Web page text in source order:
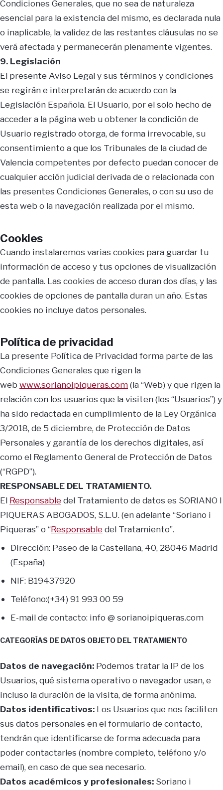
Condiciones Generales, que no sea de naturaleza
esencial para la existencia del mismo, es declarada nula
o inaplicable, la validez de las restantes cláusulas no se
verá afectada y permanecerán plenamente vigentes.
9. Legislación
El presente Aviso Legal y sus términos y condiciones
se regirán e interpretarán de acuerdo con la
Legislación Española. El Usuario, por el solo hecho de
acceder a la página web u obtener la condición de
Usuario registrado otorga, de forma irrevocable, su
consentimiento a que los Tribunales de la ciudad de
Valencia competentes por defecto puedan conocer de
cualquier acción judicial derivada de o relacionada con
las presentes Condiciones Generales, o con su uso de
esta web o la navegación realizada por el mismo.
Cookies
Cuando instalaremos varias cookies para guardar tu
información de acceso y tus opciones de visualización
de pantalla. Las cookies de acceso duran dos días, y las
cookies de opciones de pantalla duran un año. Estas
cookies no incluye datos personales.
Política de privacidad
La presente Política de Privacidad forma parte de las
Condiciones Generales que rigen la
webwww.sorianoipiqueras.com(la “Web) y que rigen la
relación con los usuarios que la visiten (los “Usuarios”) y
ha sido redactada en cumplimiento de la Ley Orgánica
3/2018, de 5 diciembre, de Protección de Datos
Personales y garantía de los derechos digitales, así
como el Reglamento General de Protección de Datos
(“RGPD”).
RESPONSABLE DEL TRATAMIENTO.
El Responsabledel Tratamiento de datos es SORIANO I
PIQUERAS ABOGADOS, S.L.U. (en adelante “Soriano i
Piqueras” o “Responsabledel Tratamiento”.
Dirección: Paseo de la Castellana, 40, 28046 Madrid
(España)
NIF: B19437920
Teléfono:(+34) 91 993 00 59
E-mail de contacto: info @ sorianoipiqueras.com
CATEGORÍAS DE DATOS OBJETO DEL TRATAMIENTO
Datos de navegación: Podemos tratar la IP de los
Usuarios, qué sistema operativo o navegador usan, e
incluso la duración de la visita, de forma anónima.
Datos identificativos: Los Usuarios que nos faciliten
sus datos personales en el formulario de contacto,
tendrán que identificarse de forma adecuada para
poder contactarles (nombre completo, teléfono y/o
email), en caso de que sea necesario.
Datos académicos y profesionales: Soriano i